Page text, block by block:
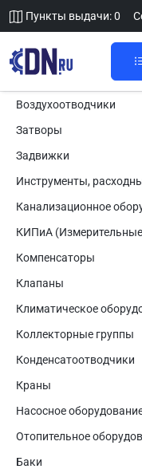
Пункты выдачи: 0
Воздухоотводчики
Затворы
Задвижки
Инструменты,
Канализационное
КИПиА
Компенсаторы
Клапаны
Климатическое
Коллекторные группы
Конденсатоотводчики
Краны
Насосное
Отопительное
Баки